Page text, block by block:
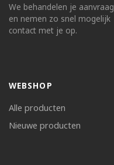
We behandelen je aanvraag
en nemen zo snel mogelijk
contact met je op.
WEBSHOP
Alle producten
Nieuwe producten